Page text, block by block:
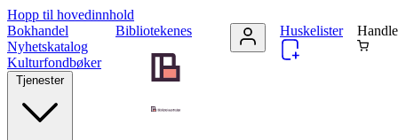
Hopp til hovedinnhold
Bibliotekenes
Bokhandel
Nyhetskatalog
Kulturfondbøker
Tjenester
Huskelister